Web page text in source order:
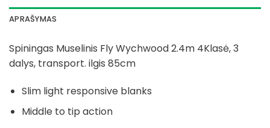
APRAŠYMAS
Spiningas Muselinis Fly Wychwood 2.4m 4Klasė, 3
dalys, transport. ilgis 85cm
Slim light responsive blanks
Middle to tip action